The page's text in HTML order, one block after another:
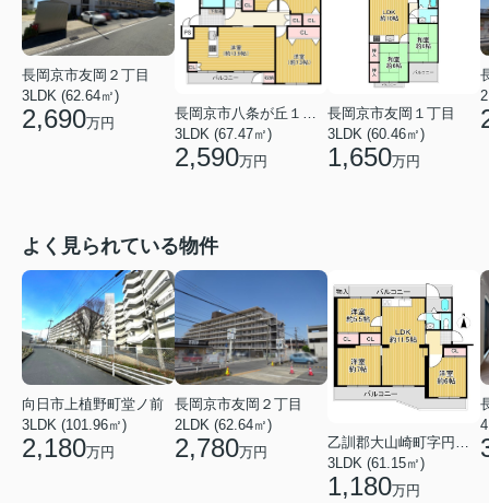
長岡京市友岡２丁目
3LDK (62.64㎡)
2,690万円
長岡京市八条が丘１丁目
3LDK (67.47㎡)
2,590万円
長岡京市友岡１丁目
3LDK (60.46㎡)
1,650万円
よく見られている物件
向日市上植野町堂ノ前
3LDK (101.96㎡)
2,180万円
長岡京市友岡２丁目
2LDK (62.64㎡)
2,780万円
乙訓郡大山崎町字円明寺小字北浦
3LDK (61.15㎡)
1,180万円